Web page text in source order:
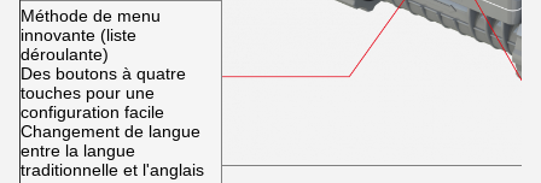
Méthode de menu
innovante (liste
déroulante)
Des boutons à quatre
touches pour une
configuration facile
Changement de langue
entre la langue
traditionnelle et l'anglais